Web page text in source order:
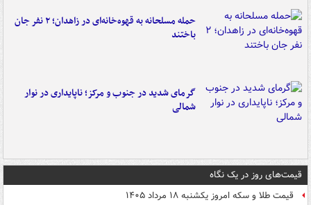
حمله مسلحانه به قهوه‌خانه‌ای در زاهدان؛ ۲ نفر جان
باختند
گرمای شدید در جنوب و مرکز؛ ناپایداری در نوار
شمالی
قیمت‌های روز در یک نگاه
قیمت طلا و سکه امروز یکشنبه ۱۸ مرداد ۱۴۰۵